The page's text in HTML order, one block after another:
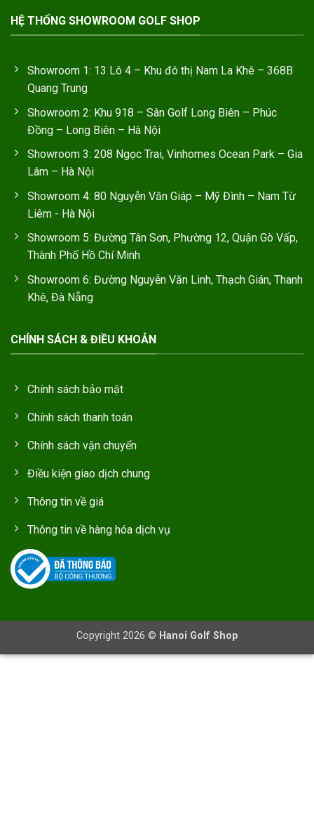
HỆ THỐNG SHOWROOM GOLF SHOP
Showroom 1: 13 Lô 4 – Khu đô thị Nam La Khê – 368B
Quang Trung
Showroom 2: Khu 918 – Sân Golf Long Biên – Phúc
Đồng – Long Biên – Hà Nội
Showroom 3: 208 Ngọc Trai, Vinhomes Ocean Park – Gia
Lâm – Hà Nội
Showroom 4: 80 Nguyễn Văn Giáp – Mỹ Đình – Nam Từ
Liêm - Hà Nội
Showroom 5: Đường Tân Sơn, Phường 12, Quận Gò Vấp,
Thành Phố Hồ Chí Minh
Showroom 6: Đường Nguyễn Văn Linh, Thạch Gián, Thanh
Khê, Đà Nẵng
CHÍNH SÁCH & ĐIỀU KHOẢN
Chính sách bảo mật
Chính sách thanh toán
Chính sách vận chuyển
Điều kiện giao dịch chung
Thông tin về giá
Thông tin về hàng hóa dịch vụ
Copyright 2026 © Hanoi Golf Shop